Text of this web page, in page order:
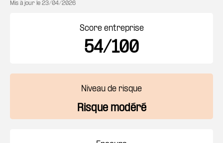
Mis à jour le 23/04/2026
Score entreprise
54/100
Niveau de risque
Risque modéré